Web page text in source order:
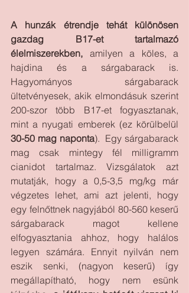
A hunzák étrendje tehát különösen
gazdag B17-et tartalmazó
élelmiszerekben, amilyen a köles, a
hajdina és a sárgabarack is.
Hagyományos sárgabarack
ültetvényesek, akik elmondásuk szerint
200-szor több B17-et fogyasztanak,
30-50 mag naponta).  Egy sárgabarack
mag csak mintegy fél milligramm
cianidot tartalmaz. Vizsgálatok azt
mutatják, hogy a 0,5-3,5 mg/kg már
végzetes lehet, ami azt jelenti, hogy
egy felnőttnek nagyjából 80-560 keserű
sárgabarack magot kellene
elfogyasztania ahhoz, hogy halálos
legyen számára. Ennyit nyilván nem
eszik senki, (nagyon keserű) így
megállapítható, hogy nem esünk